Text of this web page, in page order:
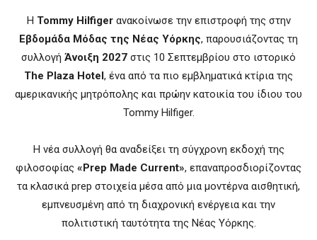
Η Tommy Hilfigerανακοίνωσε την επιστροφή της στην
Εβδομάδα Μόδας της Νέας Υόρκης, παρουσιάζοντας τη
συλλογή Άνοιξη 2027 στις 10 Σεπτεμβρίου στο ιστορικό
The Plaza Hotel, ένα από τα πιο εμβληματικά κτίρια της
αμερικανικής μητρόπολης και πρώην κατοικία του ίδιου του
Tommy Hilfiger.
Η νέα συλλογή θα αναδείξει τη σύγχρονη εκδοχή της
φιλοσοφίας «Prep Made Current», επαναπροσδιορίζοντας
τα κλασικά prep στοιχεία μέσα από μια μοντέρνα αισθητική,
εμπνευσμένη από τη διαχρονική ενέργεια και την
πολιτιστική ταυτότητα της Νέας Υόρκης.